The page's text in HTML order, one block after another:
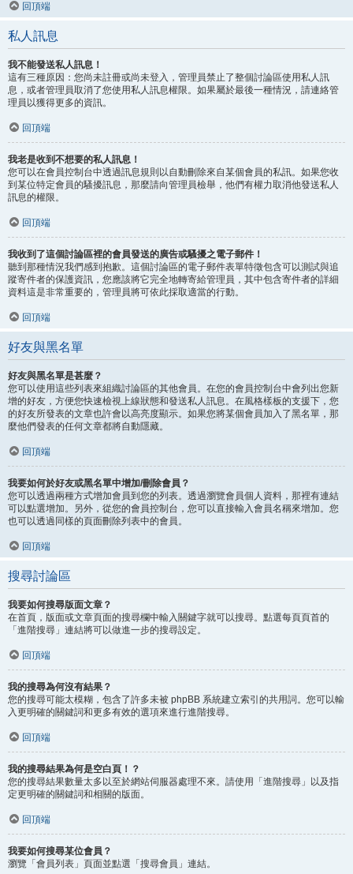
回頂端
私人訊息
我不能發送私人訊息！
這有三種原因：您尚未註冊或尚未登入，管理員禁止了整個討論區使用私人訊
息，或者管理員取消了您使用私人訊息權限。如果屬於最後一種情況，請連絡管
理員以獲得更多的資訊。
回頂端
我老是收到不想要的私人訊息！
您可以在會員控制台中透過訊息規則以自動刪除來自某個會員的私訊。如果您收
到某位特定會員的騷擾訊息，那麼請向管理員檢舉，他們有權力取消他發送私人
訊息的權限。
回頂端
我收到了這個討論區裡的會員發送的廣告或騷擾之電子郵件！
聽到那種情況我們感到抱歉。這個討論區的電子郵件表單特徵包含可以測試與追
蹤寄件者的保護資訊，您應該將它完全地轉寄給管理員，其中包含寄件者的詳細
資料這是非常重要的，管理員將可依此採取適當的行動。
回頂端
好友與黑名單
好友與黑名單是甚麼？
您可以使用這些列表來組織討論區的其他會員。在您的會員控制台中會列出您新
增的好友，方便您快速檢視上線狀態和發送私人訊息。在風格樣板的支援下，您
的好友所發表的文章也許會以高亮度顯示。如果您將某個會員加入了黑名單，那
麼他們發表的任何文章都將自動隱藏。
回頂端
我要如何於好友或黑名單中增加/刪除會員？
您可以透過兩種方式增加會員到您的列表。透過瀏覽會員個人資料，那裡有連結
可以點選增加。另外，從您的會員控制台，您可以直接輸入會員名稱來增加。您
也可以透過同樣的頁面刪除列表中的會員。
回頂端
搜尋討論區
我要如何搜尋版面文章？
在首頁，版面或文章頁面的搜尋欄中輸入關鍵字就可以搜尋。點選每頁頁首的
「進階搜尋」連結將可以做進一步的搜尋設定。
回頂端
我的搜尋為何沒有結果？
您的搜尋可能太模糊，包含了許多未被 phpBB 系統建立索引的共用詞。您可以輸
入更明確的關鍵詞和更多有效的選項來進行進階搜尋。
回頂端
我的搜尋結果為何是空白頁！？
您的搜尋結果數量太多以至於網站伺服器處理不來。請使用「進階搜尋」以及指
定更明確的關鍵詞和相關的版面。
回頂端
我要如何搜尋某位會員？
瀏覽「會員列表」頁面並點選「搜尋會員」連結。